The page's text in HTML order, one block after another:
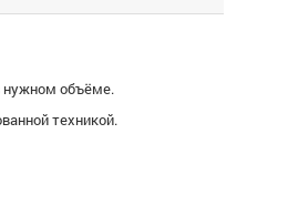
нужном объёме.
техникой.